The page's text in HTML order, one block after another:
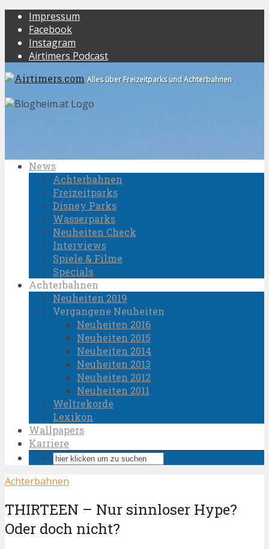
Impressum
Facebook
Instagram
Airtimers Podcast
Alles über Freizeitparks und Achterbahnen
News
Achterbahnen
Freizeitparks
Disney Parks
Wasserparks
Neuheiten Check
Interviews
Spiele & Filme
Specials
Achterbahnen
Neuheiten 2019
Vergangene Neuheiten
Neuheiten 2016
Neuheiten 2015
Neuheiten 2014
Neuheiten 2013
Neuheiten 2012
Neuheiten 2011
Weltrekorde
Lexikon
Wallpapers
Karriere
Achterbahnen
THIRTEEN – Nur sinnloser Hype?
Oder doch nicht?